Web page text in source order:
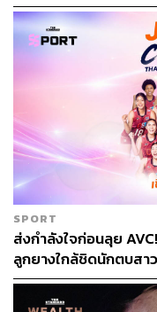
ต
SPORT
ส่งกำลังใจก่อนลุย
ลูกยางใกล้ชิดนักตบสา